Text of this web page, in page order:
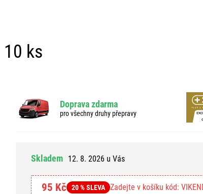
ks
Doprava zdarma
pro všechny druhy přepravy
Skladem 12. 8. 2026 u Vás
95 Kč 20 % SLEVA Zadejte v košíku kód: